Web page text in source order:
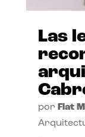
Las
por Flat